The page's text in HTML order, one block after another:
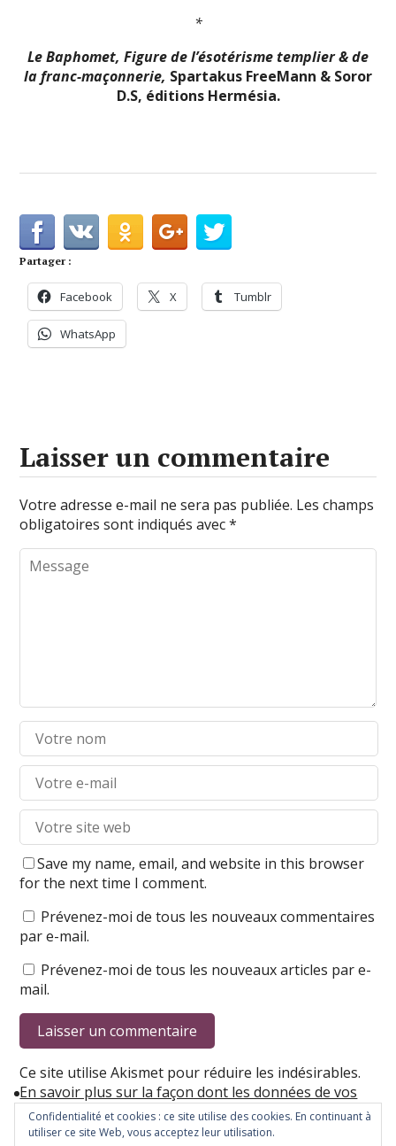
*
Le Baphomet, Figure de l’ésotérisme templier & de
la franc-maçonnerie, Spartakus FreeMann & Soror
D.S, éditions Hermésia.
Partager :
Facebook X Tumblr
WhatsApp
Laisser un commentaire
Votre adresse e-mail ne sera pas publiée. Les champs
obligatoires sont indiqués avec*
Save my name, email, and website in this browser
for the next time I comment.
Prévenez-moi de tous les nouveaux commentaires
par e-mail.
Prévenez-moi de tous les nouveaux articles par e-
mail.
Ce site utilise Akismet pour réduire les indésirables.
En savoir plus sur la façon dont les données de vos
commentaires sont traitées.
Confidentialité et cookies : ce site utilise des cookies. En continuant à
utiliser ce site Web, vous acceptez leur utilisation.